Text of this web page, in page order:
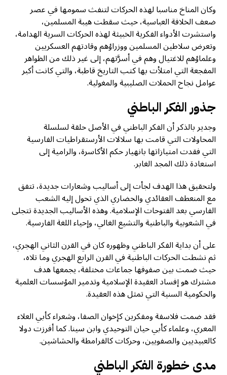
وكان المناخ مناسبا لهذه الحركات لتنفث سمومها في عصر
ضعف الخلافة العباسية، حيث سقطت هيبة المسلمين،
واستشرت الأدواء الفكرية الخبيثة لهذه الحركات السرية الهدامة،
وتعرض سلاطين المسلمين ووزراؤهم وقادتهم العسكريين
وعلماؤهم للاغتيال وهم في أسرَّتهم، إلى غير ذلك من الظواهر
المفجعة التي امتلأت بها كتب التاريخ قاطبة، والتي كانت أكبر
عوامل نجاح الحملات الصليبية والمغولية.
جذور الفكر الباطني
وجدير بالذكر أن الفكر الباطني في الأصل حلقة لسلسلة
المحاولات التي قامت بها سلالات الأرستقراطيات الفارسية
التي فقدت امتيازاتها بانهيار حكم الأكاسرة، والرامية إلى
استعادة ذلك المجد الغابر.
ولتحقيق هذا الهدف لجأت إلى أساليب وشعارات جديدة، تتفق
مع المنعطف العقائدي والحضاري الذي تحول إليه الشعب
الفارسي بعد الفتوحات الإسلامية. وهذه الأساليب الجديدة تتجلى
في الشعوبية والباطنية والتشيع الغالي، وإحياء اللغة الفارسية.
على أن بداية الفكر الباطني وظهوره كان في القرن الثاني الهجري،
ثم نشطت الحركات الباطنية في القرن الرابع الهجري وما تلاه،
حيث ضمت بين صفوفها جماعات مختلفة، يجمعها هدف
مشترك هو إفساد العقيدة الإسلامية وتدمير المؤسسات العلمية
والحكومية السنية التي تمثل هذه العقيدة.
فقد ضمت فلاسفة ومفكرين كإخوان الصفا، وشعراء كأبي العلاء
المعري، وعلماء كأبي حيان التوحيدي وابن سينا. كما أفرزت دولا
كالعبيديين والصفويين، وحركات كالقرامطة والحشاشين.
مدى خطورة الفكر الباطني